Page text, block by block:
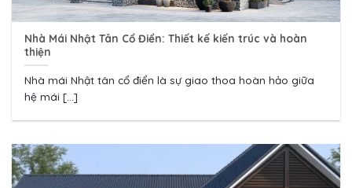
Nhà Mái Nhật Tân Cổ Điển: Thiết kế kiến trúc và hoàn
thiện
Nhà mái Nhật tân cổ điển là sự giao thoa hoàn hảo giữa
hệ mái [...]